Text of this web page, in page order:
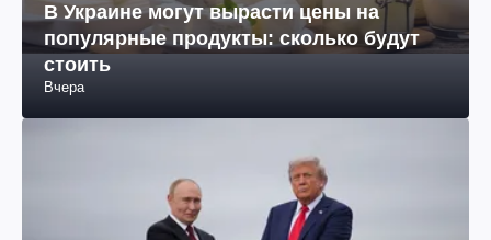
Экономика
В Украине могут вырасти цены на
популярные продукты: сколько будут
стоить